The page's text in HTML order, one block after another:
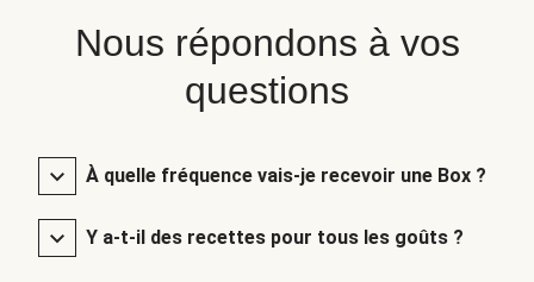
Nous répondons à vos
questions
À quelle fréquence vais-je recevoir une Box ?
Y a-t-il des recettes pour tous les goûts ?